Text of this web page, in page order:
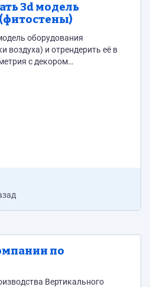
3d модель
оборудования
воздуха) и отрендерить её в
с декором
"взорванная" сборка для
на панели, панели-
ленты)
полками, на
по